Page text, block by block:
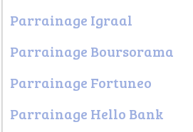
Parrainage Igraal
Parrainage Boursorama
Parrainage Fortuneo
Parrainage Hello Bank